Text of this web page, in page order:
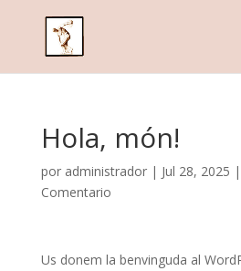
Hola, món!
por administrador| Jul 28, 2025 |
Comentario
Us donem la benvinguda al